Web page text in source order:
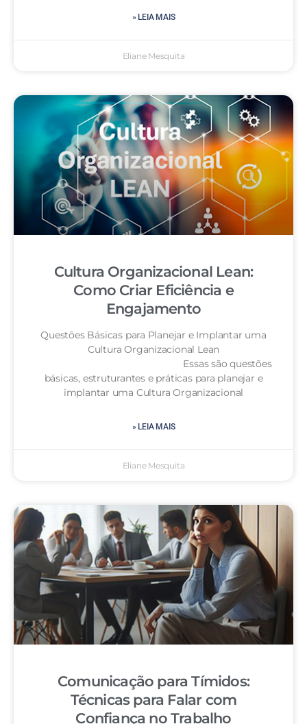
» LEIA MAIS
Eliane Mesquita
Cultura Organizacional Lean:
Como Criar Eficiência e
Engajamento
Questões Básicas para Planejar e Implantar uma
Cultura Organizacional Lean
Essas são questões
básicas, estruturantes e práticas para planejar e
implantar uma Cultura Organizacional
» LEIA MAIS
Eliane Mesquita
Comunicação para Tímidos:
Técnicas para Falar com
Confiança no Trabalho